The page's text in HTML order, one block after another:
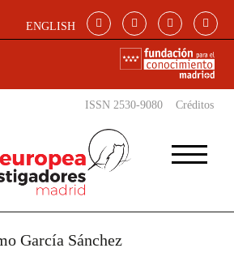
ENGLISH
ISSN 2530-9080 Créditos
García Sánchez